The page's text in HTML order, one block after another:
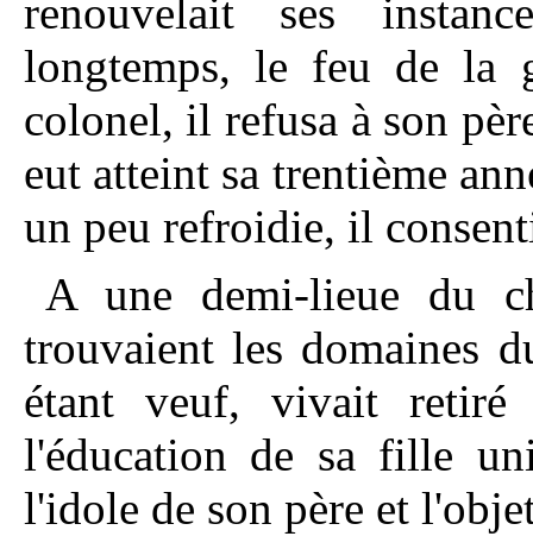
renouvelait ses
longtemps, le feu de la
colonel, il refusa à son
eut atteint sa trentième
un peu refroidie, il
A une demi-lieue du
trouvaient les domaines
étant veuf, vivait retiré
l'éducation de sa fille
l'idole de son père et